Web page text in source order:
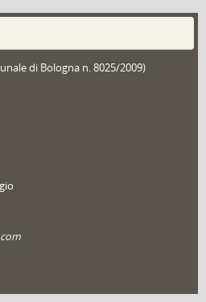
di Bologna n. 8025/2009)